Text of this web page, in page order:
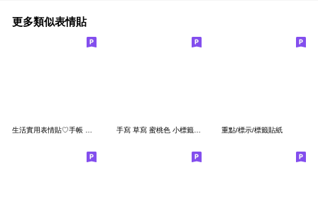
更多類似表情貼
重點/標示/標籤貼紙